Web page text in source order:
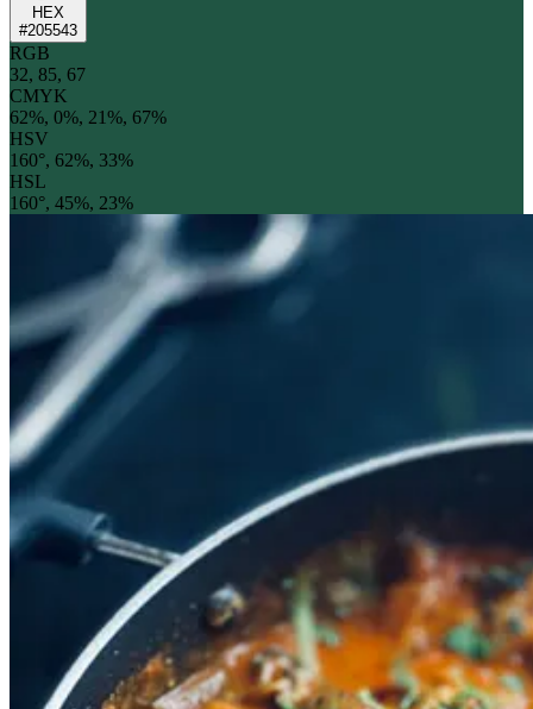
HEX
#205543
RGB
32, 85, 67
CMYK
62%, 0%, 21%, 67%
HSV
160°, 62%, 33%
HSL
160°, 45%, 23%